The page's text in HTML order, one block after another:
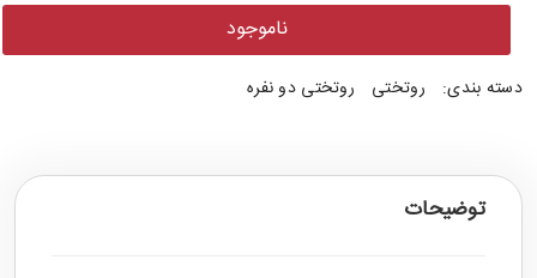
ناموجود
دسته بندی: روتختی روتختی دو نفره
توضیحات